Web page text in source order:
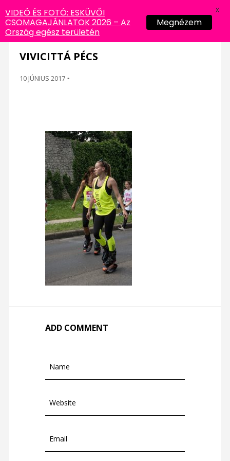
VIVICITTÁ PÉCS
10 JÚNIUS 2017 -
ADD COMMENT
VIDEÓ ÉS FOTÓ: ESKÜVŐI
CSOMAGAJÁNLATOK 2026 – Az
Ország egész területén
Megnézem
X